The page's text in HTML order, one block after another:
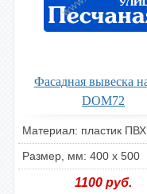
Фасадная вывеска
DOM72
Материал: пластик ПВХ
Размер, мм: 400 x 500
1100 руб.